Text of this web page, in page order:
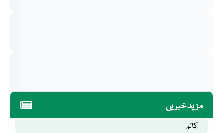
مزید خبریں
کالم